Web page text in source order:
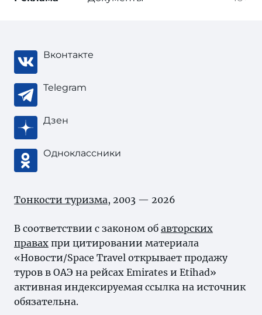
Вконтакте
Telegram
Дзен
Одноклассники
Тонкости туризма, 2003 — 2026
В соответствии с законом об авторских
правах при цитировании материала
«Новости/Space Travel открывает продажу
туров в ОАЭ на рейсах Emirates и Etihad»
активная индексируемая ссылка на источник
обязательна.